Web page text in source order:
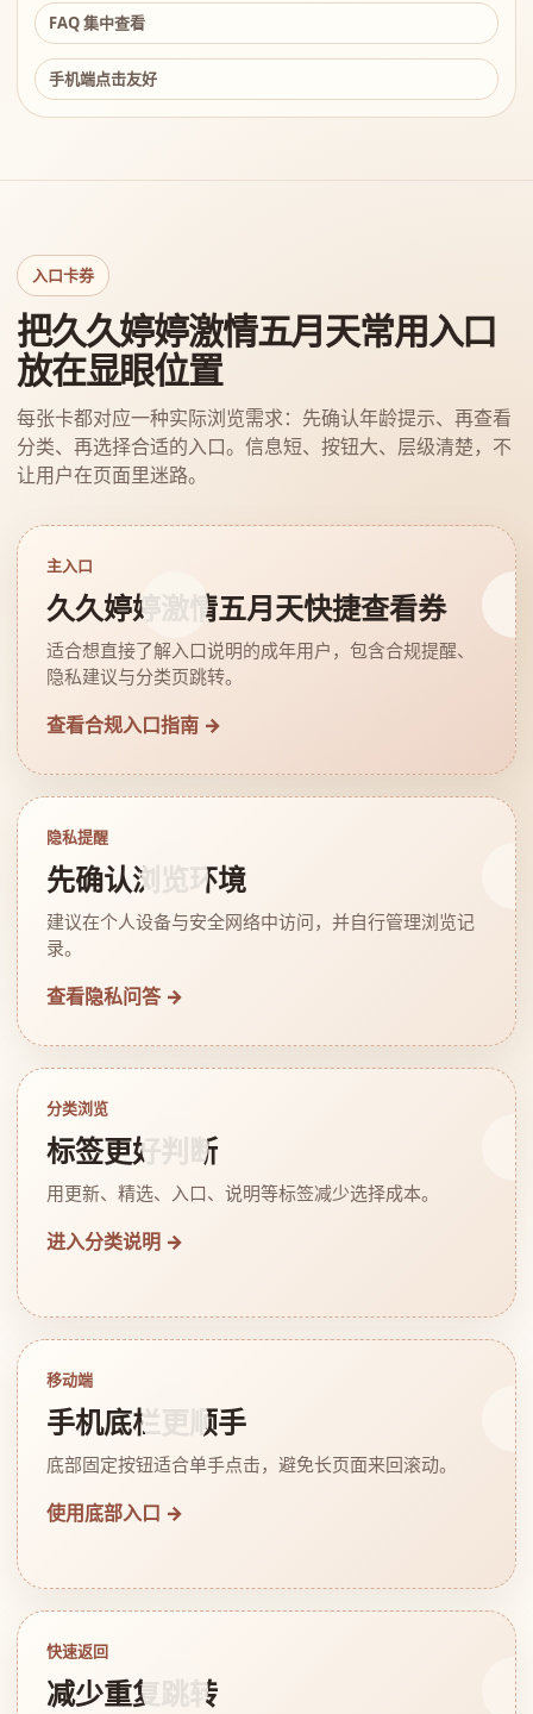
FAQ 集中查看
手机端点击友好
入口卡券
把久久婷婷激情五月天常用入口
放在显眼位置
每张卡都对应一种实际浏览需求：先确认年龄提示、再查看
分类、再选择合适的入口。信息短、按钮大、层级清楚，不
让用户在页面里迷路。
主入口
久久婷婷激情五月天快捷查看券
适合想直接了解入口说明的成年用户，包含合规提醒、
隐私建议与分类页跳转。
查看合规入口指南 →
隐私提醒
先确认浏览环境
建议在个人设备与安全网络中访问，并自行管理浏览记
录。
查看隐私问答 →
分类浏览
标签更好判断
用更新、精选、入口、说明等标签减少选择成本。
进入分类说明 →
移动端
手机底栏更顺手
底部固定按钮适合单手点击，避免长页面来回滚动。
使用底部入口 →
快速返回
减少重复跳转